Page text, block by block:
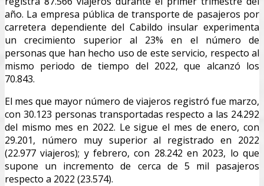
año. La empresa pública de transporte de pasajeros por
carretera dependiente del Cabildo insular experimenta
un crecimiento superior al 23% en el número de
personas que han hecho uso de este servicio, respecto al
mismo periodo de tiempo del 2022, que alcanzó los
70.843.
El mes que mayor número de viajeros registró fue marzo,
con 30.123 personas transportadas respecto a las 24.292
del mismo mes en 2022. Le sigue el mes de enero, con
29.201, número muy superior al registrado en 2022
(22.977 viajeros); y febrero, con 28.242 en 2023, lo que
supone un incremento de cerca de 5 mil pasajeros
respecto a 2022 (23.574).